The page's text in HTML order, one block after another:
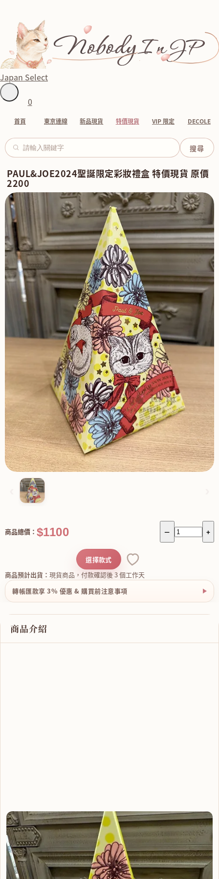
Japan Select
0
首頁 東京連線 新品現貨 特價現貨 VIP 限定 DECOLE
PAUL&JOE2024聖誕限定彩妝禮盒 特價現貨 原價
2200
－ +
商品總價： $1100
商品預計出貨： 現貨商品，付款確認後 3 個工作天
選擇款式
轉帳匯款享 3% 優惠 & 購買前注意事項
商品介紹